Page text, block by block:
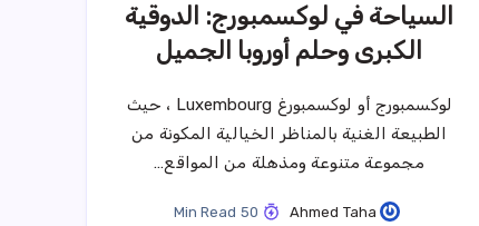
السياحة في لوكسمبورج: الدوقية
الكبرى وحلم أوروبا الجميل
لوكسمبورج أو لوكسمبورغ Luxembourg ، حيث
الطبيعة الغنية بالمناظر الخيالية المكونة من
مجموعة متنوعة ومذهلة من المواقع…
Ahmed Taha